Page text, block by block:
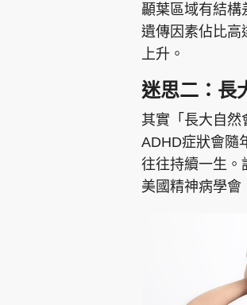
顳葉區域有結構
遺傳因素佔比高
上升。
迷思二：長
其實「長大自然
ADHD症狀會隨
往往持續一生。
美國精神病學會